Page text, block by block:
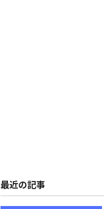
最近の記事